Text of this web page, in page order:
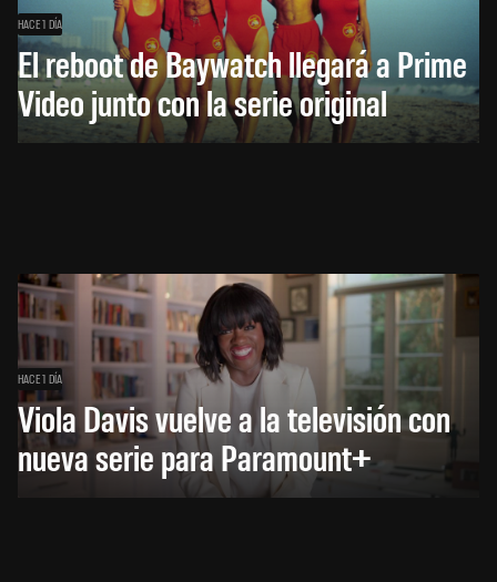
HACE 1 DÍA
El reboot de Baywatch llegará a Prime
Video junto con la serie original
HACE 1 DÍA
Viola Davis vuelve a la televisión con
nueva serie para Paramount+